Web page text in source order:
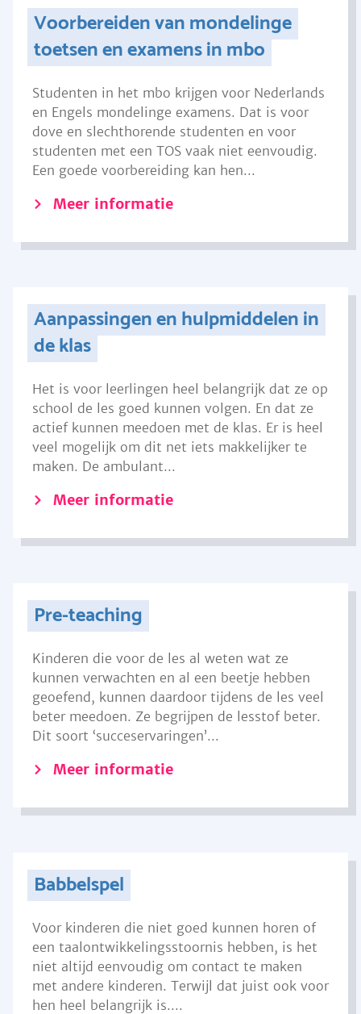
Voorbereiden van mondelinge
toetsen en examens in mbo
Studenten in het mbo krijgen voor Nederlands
en Engels mondelinge examens. Dat is voor
dove en slechthorende studenten en voor
studenten met een TOS vaak niet eenvoudig.
Een goede voorbereiding kan hen...
Meer informatie
Aanpassingen en hulpmiddelen in
de klas
Het is voor leerlingen heel belangrijk dat ze op
school de les goed kunnen volgen. En dat ze
actief kunnen meedoen met de klas. Er is heel
veel mogelijk om dit net iets makkelijker te
maken. De ambulant...
Meer informatie
Pre-teaching
Kinderen die voor de les al weten wat ze
kunnen verwachten en al een beetje hebben
geoefend, kunnen daardoor tijdens de les veel
beter meedoen. Ze begrijpen de lesstof beter.
Dit soort ‘succeservaringen’...
Meer informatie
Babbelspel
Voor kinderen die niet goed kunnen horen of
een taalontwikkelingsstoornis hebben, is het
niet altijd eenvoudig om contact te maken
met andere kinderen. Terwijl dat juist ook voor
hen heel belangrijk is....